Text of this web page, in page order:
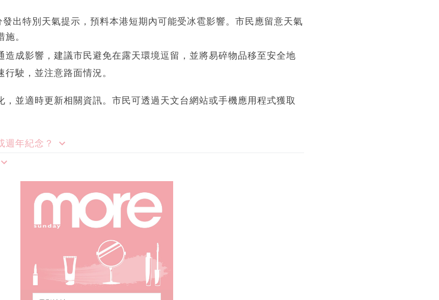
出特別天氣提示，預料本港短期內可能受冰雹影響。市民應留意天氣
。
造成影響，建議市民避免在露天環境逗留，並將易碎物品移至安全地
駛，並注意路面情況。
，並適時更新相關資訊。市民可透過天文台網站或手機應用程式獲取
週年紀念？